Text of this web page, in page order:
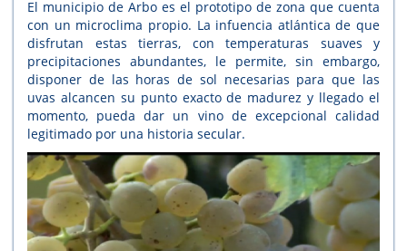
El municipio de Arbo es el prototipo de zona que cuenta
con un microclima propio. La infuencia atlántica de que
disfrutan estas tierras, con temperaturas suaves y
precipitaciones abundantes, le permite, sin embargo,
disponer de las horas de sol necesarias para que las
uvas alcancen su punto exacto de madurez y llegado el
momento, pueda dar un vino de excepcional calidad
legitimado por una historia secular.